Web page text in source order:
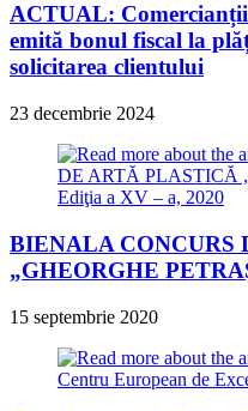
ACTUAL:
emită bonul fiscal la
solicitarea clientului
23 decembrie 2024
BIENALA CONCURS
„GHEORGHE
15 septembrie 2020